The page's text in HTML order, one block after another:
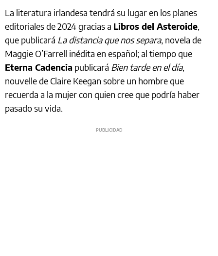
La literatura irlandesa tendrá su lugar en los planes
editoriales de 2024 gracias a Libros del Asteroide,
que publicará La distancia que nos separa, novela de
Maggie O’Farrell inédita en español; al tiempo que
Eterna Cadencia publicará Bien tarde en el día,
nouvelle de Claire Keegan sobre un hombre que
recuerda a la mujer con quien cree que podría haber
pasado su vida.